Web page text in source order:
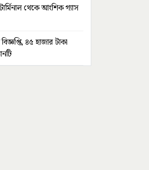
থেকে আংশিক গ্যাস
৪৫ হাজার টাকা